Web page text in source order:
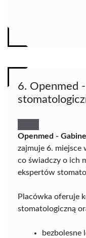
6. Openmed
Openmed -
zajmuje 6.
co świadczy o ich
ekspertów
Placówka oferuje
stomatologiczną
bezbolesne